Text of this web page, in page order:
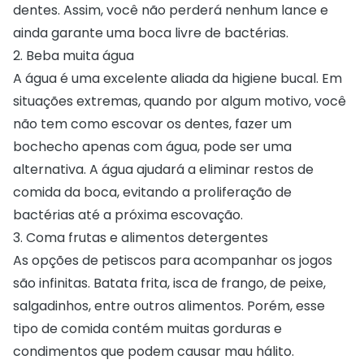
dentes. Assim, você não perderá nenhum lance e
ainda garante uma boca livre de bactérias.
2. Beba muita água
A água é uma excelente aliada da higiene bucal. Em
situações extremas, quando por algum motivo, você
não tem como escovar os dentes, fazer um
bochecho apenas com água, pode ser uma
alternativa. A água ajudará a eliminar restos de
comida da boca, evitando a proliferação de
bactérias até a próxima escovação.
3. Coma frutas e alimentos detergentes
As opções de petiscos para acompanhar os jogos
são infinitas. Batata frita, isca de frango, de peixe,
salgadinhos, entre outros alimentos. Porém, esse
tipo de comida contém muitas gorduras e
condimentos que podem causar mau hálito.